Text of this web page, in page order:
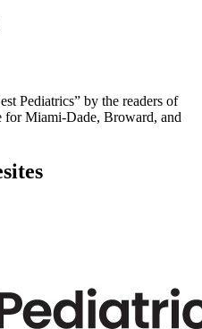
Pediatrics” by the readers of
for Miami-Dade, Broward, and